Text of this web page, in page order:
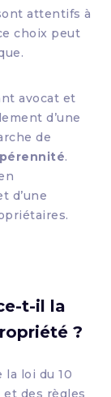
attentifs à
choix peut
avocat et
d’une
de
pérennité.
d’une
t-il la
?
loi du 10
et des règles